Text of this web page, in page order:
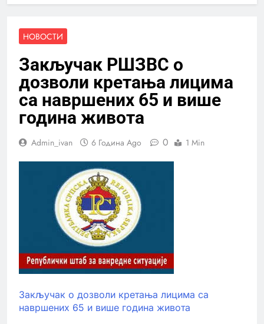
НОВОСТИ
Закључак РШЗВС о
дозволи кретања лицима
са навршених 65 и више
година живота
Admin_ivan 6 Година Ago 0 1 Min
Закључак о дозволи кретања лицима са
навршених 65 и више година живота